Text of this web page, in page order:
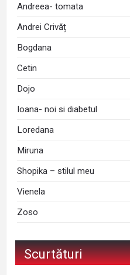
Andreea- tomata
Andrei Crivăț
Bogdana
Cetin
Dojo
Ioana- noi si diabetul
Loredana
Miruna
Shopika – stilul meu
Vienela
Zoso
Scurtături